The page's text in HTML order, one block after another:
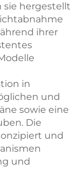
sie hergestellt
ihrer
in
und
sowie eine
Die
und
und